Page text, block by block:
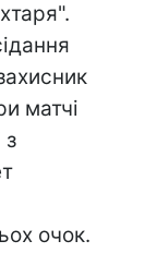
матчі
з
очок.